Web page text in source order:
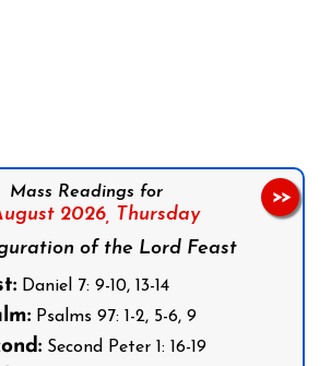
Mass Readings for
2026,
Thursday
of the Lord Feast
Daniel 7: 9-10, 13-14
Psalms 97: 1-2, 5-6, 9
Second Peter 1: 16-19
>>